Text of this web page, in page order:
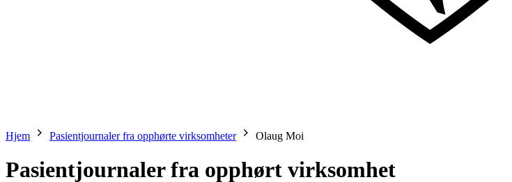
Hjem Pasientjournaler fra opphørte virksomheter Olaug Moi
Pasientjournaler fra opphørt virksomhet